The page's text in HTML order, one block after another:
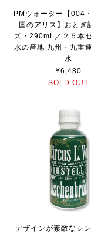
PMウォーター【004
国のアリス】おとぎ
ズ・290mL／２５本
水の産地 九州・九重
水
¥6,480
SOLD OUT
デザインが素敵なシ